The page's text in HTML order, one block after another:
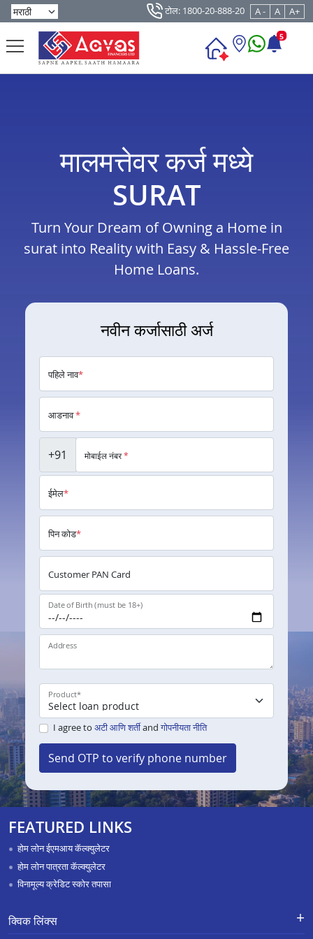
टोल: 1800-20-888-20 A - A A+
5
मालमत्तेवर कर्ज मध्ये
SURAT
Turn Your Dream of Owning a Home in
surat into Reality with Easy & Hassle-Free
Home Loans.
नवीन कर्जासाठी अर्ज
पहिले नाव*
आडनाव*
+91 मोबाईल नंबर*
ईमेल*
पिन कोड*
Customer PAN Card
Date of Birth (must be 18+)
Address
Product*
I agree to अटी आणि शर्तीand गोपनीयता नीति
Send OTP to verify phone number
FEATURED LINKS
होम लोन ईएमआय कॅल्क्युलेटर
होम लोन पात्रता कॅल्क्युलेटर
विनामूल्य क्रेडिट स्कोर तपासा
क्विक लिंक्स